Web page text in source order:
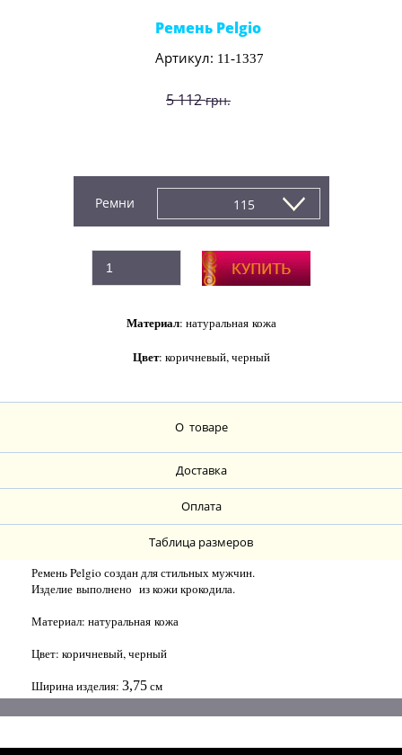
Ремень Pelgio
Артикул: 11-1337
5 112грн.
Ремни 115
Материал: натуральная кожа
Цвет: коричневый, черный
О товаре
Доставка
Оплата
Таблица размеров
Ремень Pelgio создан для стильных мужчин.
Изделие выполнено из кожи крокодила.
Материал: натуральная кожа
Цвет: коричневый, черный
Ширина изделия: 3,75см